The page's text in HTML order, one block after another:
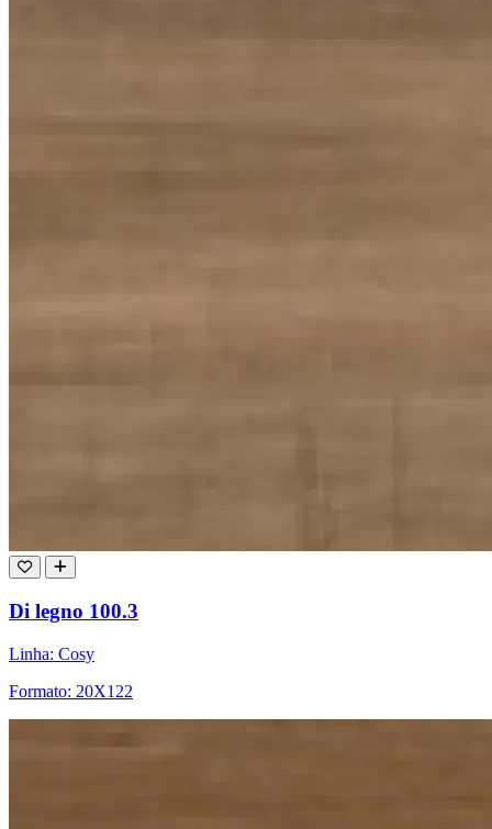
Di legno 100.3
Linha: Cosy
Formato: 20X122